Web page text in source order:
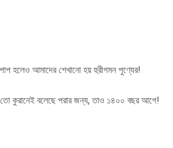
হলেও আমাদের শেখানো হয় হুরীগমন পুণ্যের!
তো কুরানেই বলেছে পরার জন্য, তাও ১৪০০ বছর আগে!